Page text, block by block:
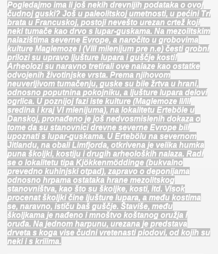
Pogledajmo ima li još nekih drevnijih podataka o ovoj
čudnoj guski? Još u paleolitskoj umetnosti, u pećini Tri
brata u Francuskoj, postoji nevešto urezan crtež koji
neki tumače kao drvo s lupar-guskama. Na mezolitskim
nalazištima severne Evrope, a naročito u grobovima
kulture Maglemoze I (VIII milenijum pre n.e) česti grobni
prilozi su upravo ljušture lupara i guščje kosti!
Arheolozi su naravno tretirali ove nalaze kao ostatke
odvojenih životinjske vrsta. Prema njihovom
neuverljivom tumačenju, guske su bile žrtva u hrani,
odnosno poputnina pokojniku, a ljušture lupara delovi
ogrlica. U poznijoj fazi iste kulture (Maglemoze II/III
sredina i kraj VI mlenijuma), na lokalitetu Erteböle u
Danskoj, pronađeno je još nedvosmislenih dokaza o
tome da su stanovnici drevne severne Evrope bili
upoznati s lupar-guskama. U Ertebölu na severnom
Jitlandu, na obali Limfjorda, otkrivena je velika humka
puna školjki, kostiju i drugih arheoloških nalaza. Radi
se o lokalitetu tipa Kjökkenmöddinge (bukvalno
prevedno kuhinjski otpad), zapravo o deponijama
odnosno hrpama ostataka hrane mezolitskog
stanovništva, kao što su školjke, kosti, itd. Visok
procenat školjki čine ljušture lupara, a među kostima
se, naravno, ističu baš guščje. Štaviše, među
školjkama je nađeno i mnoštvo koštanog oružja i
oruđa. Na jednom harpunu, urezana je predstava
drveta s koga vise čudni vretenasti plodovi, od kojih su
neki i s krilima.